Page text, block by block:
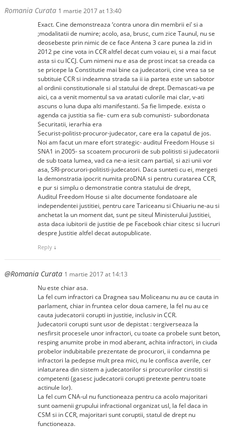
Romania Curata 1 martie 2017 at 13:40
Exact. Cine demonstreaza ‘contra unora din membrii ei’ si a
;modalitatii de numire; acolo, asa, brusc, cum zice Taunul, nu se
deosebeste prin nimic de ce face Antena 3 care punea la zid in
2012 pe cine vota in CCR altfel decat cum voiau ei, si a mai facut
asta si cu ICCJ. Cum nimeni nu e asa de prost incat sa creada ca
se pricepe la Constitutie mai bine ca judecatorii, cine vrea sa se
subtituie CCR si indeamna strada sa ii ia partea este un sabotor
al ordinii constitutionale si al statului de drept. Demascati-va pe
aici, ca a venit momentul sa va aratati culorile mai clar, v-ati
ascuns o luna dupa alti manifestanti. Sa fie limpede. exista o
agenda ca justitia sa fie- cum era sub comunisti- subordonata
Securitatii, ierarhia era
Securist-politist-procuror-judecator, care era la capatul de jos.
Noi am facut un mare efort strategic- auditul Freedom House si
SNA1 in 2005- sa scoatem procurorii de sub politisti si judecatorii
de sub toata lumea, vad ca ne-a iesit cam partial, si azi unii vor
asa, SRI-procurori-politisti-judecatori. Daca sunteti cu ei, mergeti
la demonstratia ipocrit numita proDNA si pentru curatarea CCR,
e pur si simplu o demonstratie contra statului de drept,
Auditul Freedom House si alte documente fondatoare ale
independentei justitiei, pentru care Tariceanu si Chiuariu ne-au si
anchetat la un moment dat, sunt pe siteul Ministerului Justitiei,
asta daca iubitorii de justitie de pe Facebook chiar citesc si lucruri
despre Justitie altfel decat autopublicate.
Reply ↓
@Romania Curata 1 martie 2017 at 14:13
Nu este chiar asa.
La fel cum infractori ca Dragnea sau Moliceanu nu au ce cauta in
parlament, chiar in fruntea celor doua camere, la fel nu au ce
cauta judecatorii corupti in justitie, inclusiv in CCR.
Judecatorii corupti sunt usor de depistat : tergiverseaza la
nesfirsit procesele unor infractori, cu toate ca probele sunt beton,
resping anumite probe in mod aberant, achita infractori, in ciuda
probelor indubitabile prezentate de procurori, ii condamna pe
infractori la pedepse mult prea mici, nu le confisca averile, cer
inlaturarea din sistem a judecatorilor si procurorilor cinstiti si
competenti (gasesc judecatorii corupti pretexte pentru toate
actinule lor).
La fel cum CNA-ul nu functioneaza pentru ca acolo majoritari
sunt oamenii grupului infractional organizat usl, la fel daca in
CSM si in CCR, majoritari sunt coruptii, statul de drept nu
functioneaza.